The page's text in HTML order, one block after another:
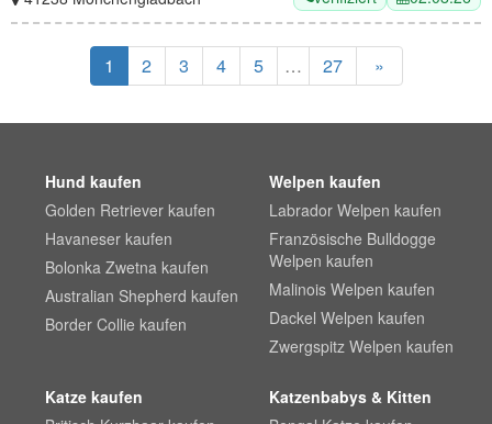
1 2 3 4 5 … 27 »
Hund kaufen
Golden Retriever kaufen
Havaneser kaufen
Bolonka Zwetna kaufen
Australian Shepherd kaufen
Border Collie kaufen
Welpen kaufen
Labrador Welpen kaufen
Französische Bulldogge
Welpen kaufen
Malinois Welpen kaufen
Dackel Welpen kaufen
Zwergspitz Welpen kaufen
Katze kaufen
Katzenbabys & Kitten